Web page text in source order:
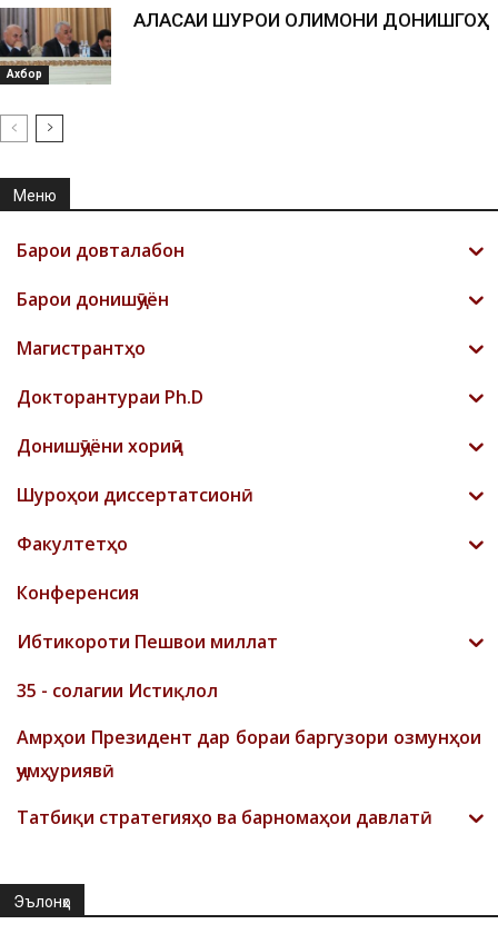
Ахбор
АЛАСАИ ШУРОИ ОЛИМОНИ ДОНИШГОҲ
Меню
Барои довталабон
Барои донишҷӯён
Магистрантҳо
Докторантураи Ph.D
Донишҷӯёни хориҷӣ
Шyроҳои диссертатсионӣ
Факултетҳо
Конференсия
Ибтикороти Пешвои миллат
35 - солагии Истиқлол
Амрҳои Президент дар бораи баргузори озмунҳои
ҷумҳуриявӣ
Татбиқи стратегияҳо ва барномаҳои давлатӣ
Эълонҳо